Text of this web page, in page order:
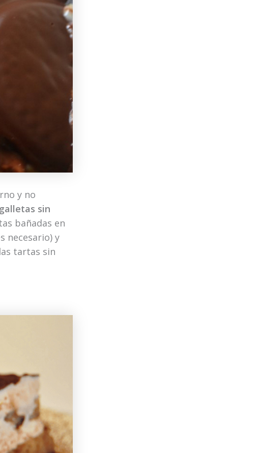
y no
sin
bañadas en
necesario) y
tartas sin